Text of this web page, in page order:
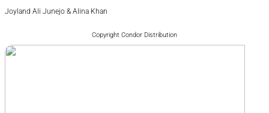
Joyland Ali Junejo & Alina Khan
Copyright Condor Distribution